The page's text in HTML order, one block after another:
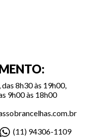
8h30 às 19h00,
9h00 às 18h00
(11) 94306-1109